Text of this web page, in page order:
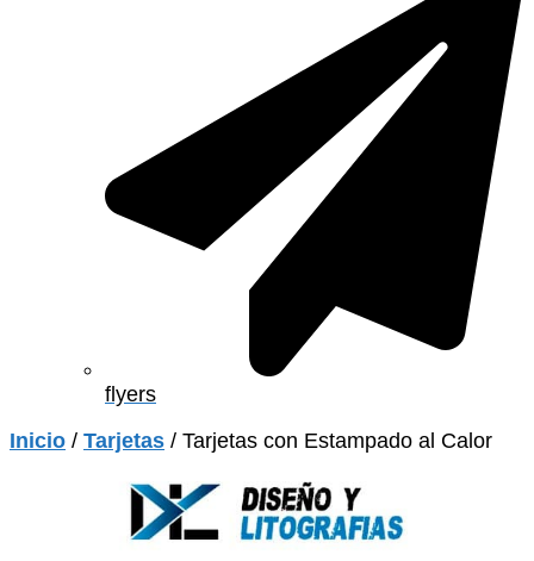
flyers
Inicio / Tarjetas / Tarjetas con Estampado al Calor